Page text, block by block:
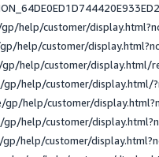
help/customer/
help/customer/
help/customer/display.html/
gp/help/customer/display.html/
gp/help/customer/
gp/help/customer/
help/customer/